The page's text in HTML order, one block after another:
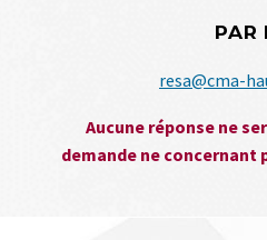
PAR
resa@cma-
Aucune réponse ne
demande ne concernant